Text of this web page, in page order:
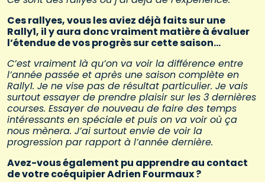
Ces rallyes, vous les aviez déjà faits sur une
Rally1, il y aura donc vraiment matière à évaluer
l’étendue de vos progrès sur cette saison…
C’est vraiment là qu’on va voir la différence entre
l’année passée et après une saison complète en
Rally1. Je ne vise pas de résultat particulier. Je vais
surtout essayer de prendre plaisir sur les 3 dernières
courses. Essayer de nouveau de faire des temps
intéressants en spéciale et puis on va voir où ça
nous mènera. J’ai surtout envie de voir la
progression par rapport à l’année dernière.
Avez-vous également pu apprendre au contact
de votre coéquipier Adrien Fourmaux ?